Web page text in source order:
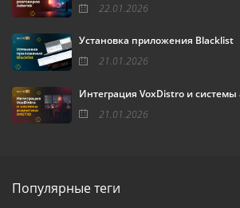
22.01.2026
Установка приложения Blacklist
21.01.2026
Интеграция VoxDistro и системы
21.01.2026
Популярные теги